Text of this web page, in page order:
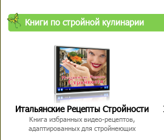
Книги по стройной кулинарии
Итальянские Рецепты Стройности
Книга избранных видео-рецептов,
адаптированных для стройнеющих